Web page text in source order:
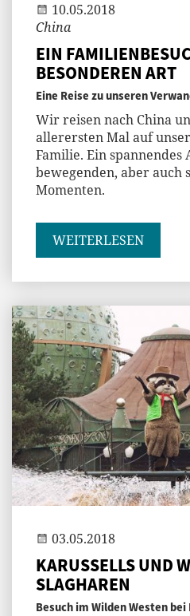
10.05.2018
China
EIN
BESONDEREN ART
Eine Reise zu unseren
Wir reisen nach China
allerersten Mal auf
Familie. Ein
bewegenden, aber auch
Momenten.
WEITERLESEN
Jenny
03.05.2018
KARUSSELLS UND
SLAGHAREN
Besuch im Wilden Westen bei